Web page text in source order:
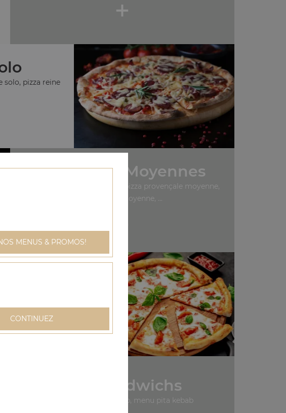
+
solo, pizza reine
Nos Pizzas Moyennes
pizza margherita moyenne, pizza provençale moyenne,
pizza reine moyenne, ...
grande
Nos Sandwichs
menu sandwich kébab, menu pita kebab
MENUS & PROMOS!
CONTINUEZ